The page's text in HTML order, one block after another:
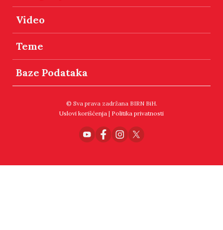
Video
Teme
Baze Podataka
© Sva prava zadržana BIRN BiH.
Uslovi korišćenja | Politika privatnosti